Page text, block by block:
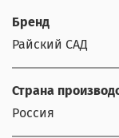
Бренд
Райский САД
Страна
Россия